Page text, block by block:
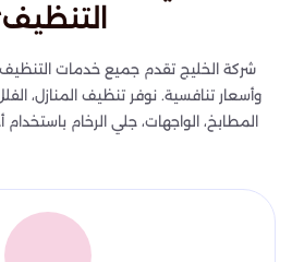
شركة الخليج تقدم جميع خدمات التنظيف
وأسعار تنافسية. نوفر تنظيف المنازل،
المطابخ، الواجهات، جلي الرخام